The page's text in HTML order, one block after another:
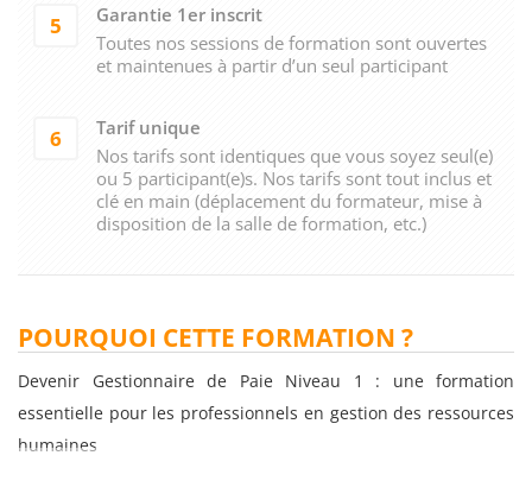
5
Garantie 1er inscrit
Toutes nos sessions de formation sont ouvertes
et maintenues à partir d’un seul participant
6
Tarif unique
Nos tarifs sont identiques que vous soyez seul(e)
ou 5 participant(e)s. Nos tarifs sont tout inclus et
clé en main (déplacement du formateur, mise à
disposition de la salle de formation, etc.)
POURQUOI CETTE FORMATION ?
Devenir Gestionnaire de Paie Niveau 1 : une formation
essentielle pour les professionnels en gestion des ressources
humaines